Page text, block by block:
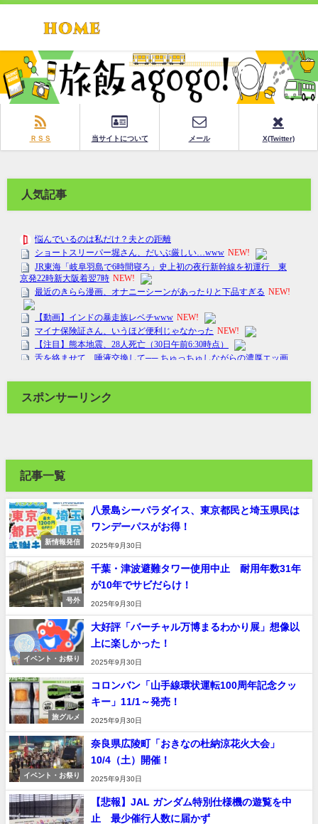
ＲＳＳ 当サイトについて メール X(Twitter)
人気記事
スポンサーリンク
記事一覧
新情報発信
八景島シーパラダイス、東京都民と埼玉県民は
ワンデーパスがお得！
2025年9月30日
号外
千葉・津波避難タワー使用中止 耐用年数31年
が10年でサビだらけ！
2025年9月30日
イベント・お祭り
大好評「バーチャル万博まるわかり展」想像以
上に楽しかった！
2025年9月30日
旅グルメ
コロンバン「山手線環状運転100周年記念クッ
キー」11/1～発売！
2025年9月30日
イベント・お祭り
奈良県広陵町「おきなの杜納涼花火大会」
10/4（土）開催！
2025年9月30日
【悲報】JAL ガンダム特別仕様機の遊覧を中
止 最少催行人数に届かず